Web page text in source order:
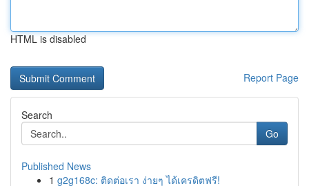
HTML is disabled
Report Page
Search
Go
Published News
1 g2g168c: ติดต่อเรา ง่ายๆ ได้เครดิตฟรี!